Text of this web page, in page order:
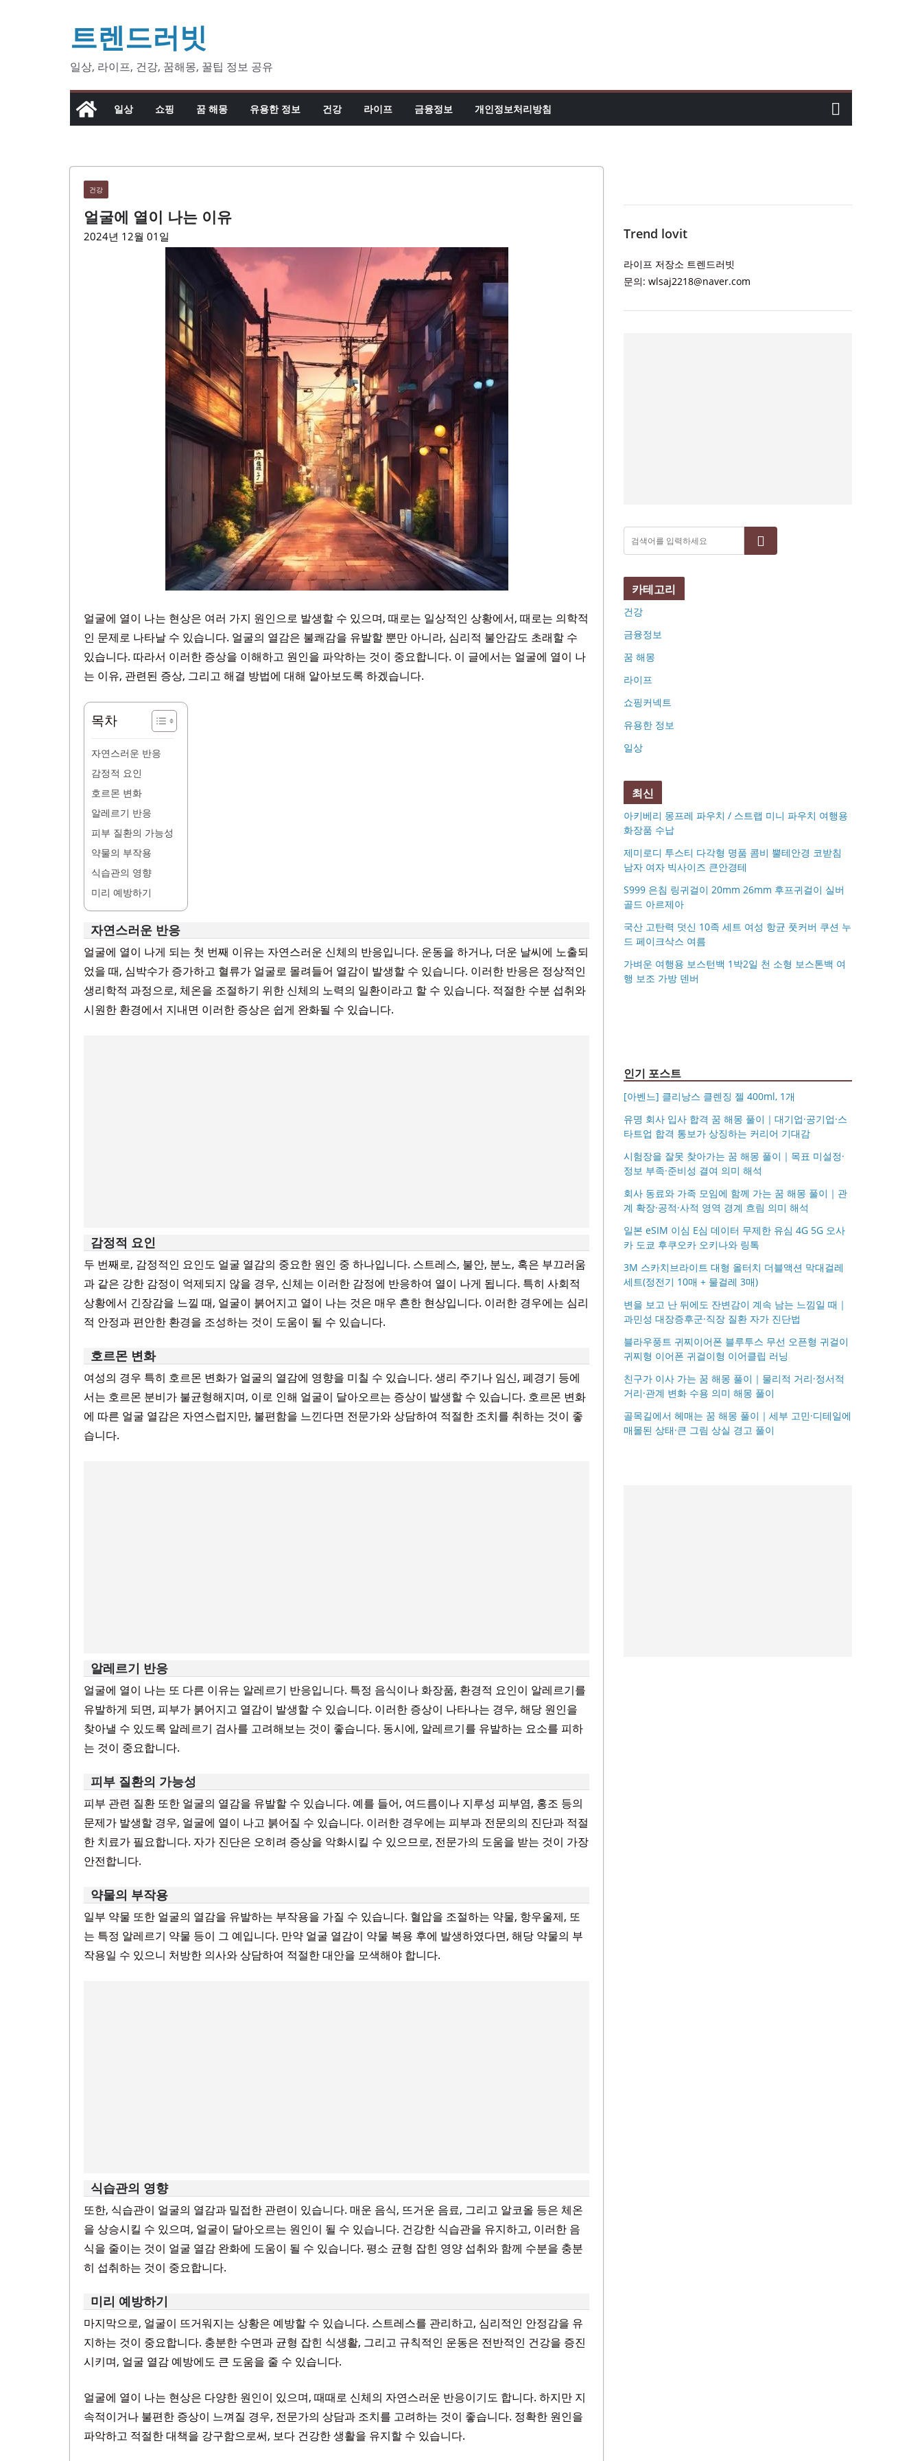
트렌드러빗
일상, 라이프, 건강, 꿈해몽, 꿀팁 정보 공유
일상 쇼핑 꿈 해몽 유용한 정보 건강 라이프 금융정보 개인정보처리방침
건강
얼굴에 열이 나는 이유
2024년 12월 01일
얼굴에 열이 나는 현상은 여러 가지 원인으로 발생할 수 있으며, 때로는 일상적인 상황에서, 때로는 의학적
인 문제로 나타날 수 있습니다. 얼굴의 열감은 불쾌감을 유발할 뿐만 아니라, 심리적 불안감도 초래할 수
있습니다. 따라서 이러한 증상을 이해하고 원인을 파악하는 것이 중요합니다. 이 글에서는 얼굴에 열이 나
는 이유, 관련된 증상, 그리고 해결 방법에 대해 알아보도록 하겠습니다.
목차
자연스러운 반응
감정적 요인
호르몬 변화
알레르기 반응
피부 질환의 가능성
약물의 부작용
식습관의 영향
미리 예방하기
자연스러운 반응
얼굴에 열이 나게 되는 첫 번째 이유는 자연스러운 신체의 반응입니다. 운동을 하거나, 더운 날씨에 노출되
었을 때, 심박수가 증가하고 혈류가 얼굴로 몰려들어 열감이 발생할 수 있습니다. 이러한 반응은 정상적인
생리학적 과정으로, 체온을 조절하기 위한 신체의 노력의 일환이라고 할 수 있습니다. 적절한 수분 섭취와
시원한 환경에서 지내면 이러한 증상은 쉽게 완화될 수 있습니다.
감정적 요인
두 번째로, 감정적인 요인도 얼굴 열감의 중요한 원인 중 하나입니다. 스트레스, 불안, 분노, 혹은 부끄러움
과 같은 강한 감정이 억제되지 않을 경우, 신체는 이러한 감정에 반응하여 열이 나게 됩니다. 특히 사회적
상황에서 긴장감을 느낄 때, 얼굴이 붉어지고 열이 나는 것은 매우 흔한 현상입니다. 이러한 경우에는 심리
적 안정과 편안한 환경을 조성하는 것이 도움이 될 수 있습니다.
호르몬 변화
여성의 경우 특히 호르몬 변화가 얼굴의 열감에 영향을 미칠 수 있습니다. 생리 주기나 임신, 폐경기 등에
서는 호르몬 분비가 불균형해지며, 이로 인해 얼굴이 달아오르는 증상이 발생할 수 있습니다. 호르몬 변화
에 따른 얼굴 열감은 자연스럽지만, 불편함을 느낀다면 전문가와 상담하여 적절한 조치를 취하는 것이 좋
습니다.
알레르기 반응
얼굴에 열이 나는 또 다른 이유는 알레르기 반응입니다. 특정 음식이나 화장품, 환경적 요인이 알레르기를
유발하게 되면, 피부가 붉어지고 열감이 발생할 수 있습니다. 이러한 증상이 나타나는 경우, 해당 원인을
찾아낼 수 있도록 알레르기 검사를 고려해보는 것이 좋습니다. 동시에, 알레르기를 유발하는 요소를 피하
는 것이 중요합니다.
피부 질환의 가능성
피부 관련 질환 또한 얼굴의 열감을 유발할 수 있습니다. 예를 들어, 여드름이나 지루성 피부염, 홍조 등의
문제가 발생할 경우, 얼굴에 열이 나고 붉어질 수 있습니다. 이러한 경우에는 피부과 전문의의 진단과 적절
한 치료가 필요합니다. 자가 진단은 오히려 증상을 악화시킬 수 있으므로, 전문가의 도움을 받는 것이 가장
안전합니다.
약물의 부작용
일부 약물 또한 얼굴의 열감을 유발하는 부작용을 가질 수 있습니다. 혈압을 조절하는 약물, 항우울제, 또
는 특정 알레르기 약물 등이 그 예입니다. 만약 얼굴 열감이 약물 복용 후에 발생하였다면, 해당 약물의 부
작용일 수 있으니 처방한 의사와 상담하여 적절한 대안을 모색해야 합니다.
식습관의 영향
또한, 식습관이 얼굴의 열감과 밀접한 관련이 있습니다. 매운 음식, 뜨거운 음료, 그리고 알코올 등은 체온
을 상승시킬 수 있으며, 얼굴이 달아오르는 원인이 될 수 있습니다. 건강한 식습관을 유지하고, 이러한 음
식을 줄이는 것이 얼굴 열감 완화에 도움이 될 수 있습니다. 평소 균형 잡힌 영양 섭취와 함께 수분을 충분
히 섭취하는 것이 중요합니다.
미리 예방하기
마지막으로, 얼굴이 뜨거워지는 상황은 예방할 수 있습니다. 스트레스를 관리하고, 심리적인 안정감을 유
지하는 것이 중요합니다. 충분한 수면과 균형 잡힌 식생활, 그리고 규칙적인 운동은 전반적인 건강을 증진
시키며, 얼굴 열감 예방에도 큰 도움을 줄 수 있습니다.
얼굴에 열이 나는 현상은 다양한 원인이 있으며, 때때로 신체의 자연스러운 반응이기도 합니다. 하지만 지
속적이거나 불편한 증상이 느껴질 경우, 전문가의 상담과 조치를 고려하는 것이 좋습니다. 정확한 원인을
파악하고 적절한 대책을 강구함으로써, 보다 건강한 생활을 유지할 수 있습니다.
Trend lovit
라이프 저장소 트렌드러빗
문의: wlsaj2218@naver.com
검색
카테고리
건강
금융정보
꿈 해몽
라이프
쇼핑커넥트
유용한 정보
일상
최신
아키베리 몽프레 파우치 / 스트랩 미니 파우치 여행용
화장품 수납
제미로디 투스티 다각형 명품 콤비 뿔테안경 코받침
남자 여자 빅사이즈 큰안경테
S999 은침 링귀걸이 20mm 26mm 후프귀걸이 실버
골드 아르제아
국산 고탄력 덧신 10족 세트 여성 항균 풋커버 쿠션 누
드 페이크삭스 여름
가벼운 여행용 보스턴백 1박2일 천 소형 보스톤백 여
행 보조 가방 덴버
아키베리 몽프레 파우치
인기 포스트
[아벤느] 클리낭스 클렌징 젤 400ml, 1개
유명 회사 입사 합격 꿈 해몽 풀이｜대기업·공기업·스
타트업 합격 통보가 상징하는 커리어 기대감
시험장을 잘못 찾아가는 꿈 해몽 풀이｜목표 미설정·
정보 부족·준비성 결여 의미 해석
회사 동료와 가족 모임에 함께 가는 꿈 해몽 풀이｜관
계 확장·공적·사적 영역 경계 흐림 의미 해석
일본 eSIM 이심 E심 데이터 무제한 유심 4G 5G 오사
카 도쿄 후쿠오카 오키나와 링톡
3M 스카치브라이트 대형 올터치 더블액션 막대걸레
세트(정전기 10매 + 물걸레 3매)
변을 보고 난 뒤에도 잔변감이 계속 남는 느낌일 때｜
과민성 대장증후군·직장 질환 자가 진단법
블라우풍트 귀찌이어폰 블루투스 무선 오픈형 귀걸이
귀찌형 이어폰 귀걸이형 이어클립 러닝
친구가 이사 가는 꿈 해몽 풀이｜물리적 거리·정서적
거리·관계 변화 수용 의미 해몽 풀이
골목길에서 헤매는 꿈 해몽 풀이｜세부 고민·디테일에
매몰된 상태·큰 그림 상실 경고 풀이